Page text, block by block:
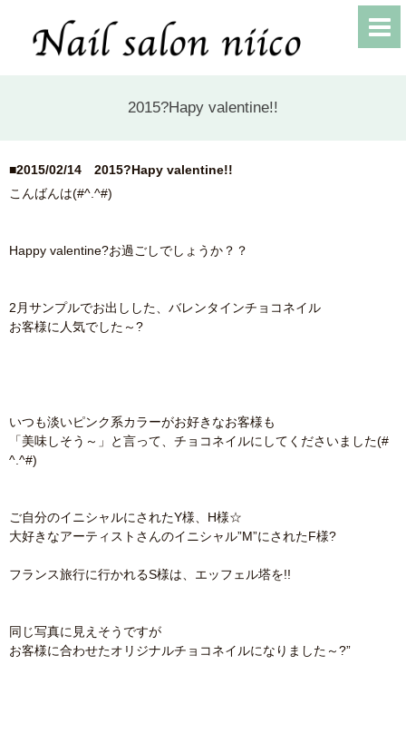
2015?Hapy valentine!!
■2015/02/14
2015?Hapy valentine!!
こんばんは(#^.^#)
Happy valentine?お過ごしでしょうか？？
2月サンプルでお出しした、バレンタインチョコネイル
お客様に人気でした～?
いつも淡いピンク系カラーがお好きなお客様も
「美味しそう～」と言って、チョコネイルにしてくださいました(#
^.^#)
ご自分のイニシャルにされたY様、H様☆
大好きなアーティストさんのイニシャル”M”にされたF様?
フランス旅行に行かれるS様は、エッフェル塔を!!
同じ写真に見えそうですが
お客様に合わせたオリジナルチョコネイルになりました～?”